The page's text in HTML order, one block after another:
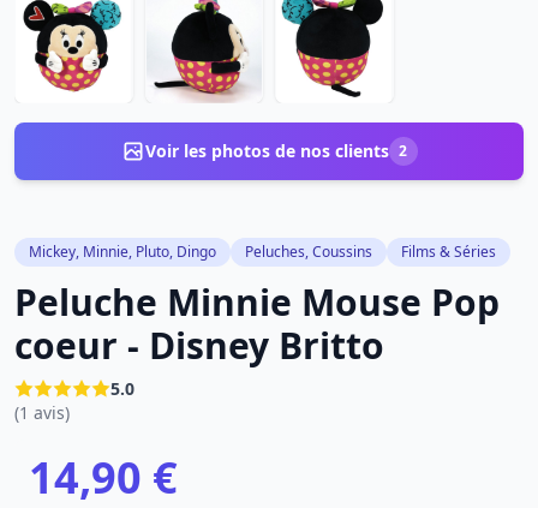
Voir les photos de nos clients 2
Mickey, Minnie, Pluto, Dingo Peluches, Coussins Films & Séries
Peluche Minnie Mouse Pop
coeur - Disney Britto
5.0
(1 avis)
14,90 €